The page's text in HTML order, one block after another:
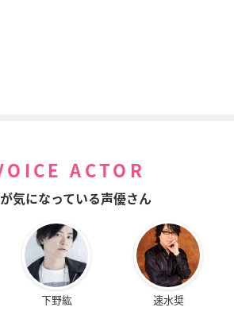
ACTOR
気になっている声優さん
下野紘 速水奨